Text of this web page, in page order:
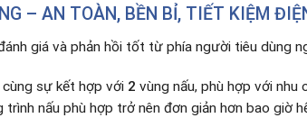
– AN TOÀN, BỀN BỈ, TIẾT KIỆM
giá và phản hồi tốt từ phía người tiêu dùng
sự kết hợp với 2 vùng nấu, phù hợp với
nấu phù hợp trở nên đơn giản hơn bao giờ